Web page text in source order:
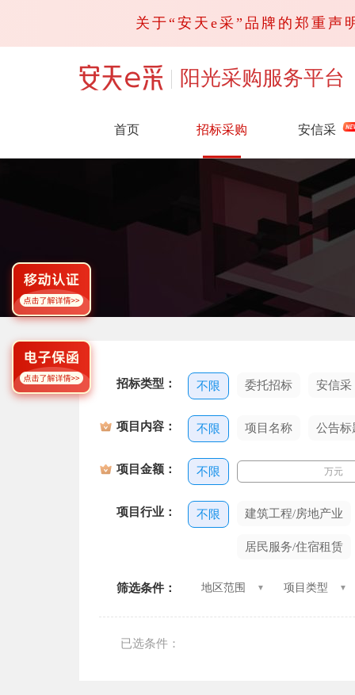
关于“安天e采”品牌的郑重
阳光采购服务平台
首页 招标采购 安信采
招标类型： 不限 委托招标 安信采
项目内容： 不限 项目名称 公告标
项目金额： 不限 万元
项目行业： 不限 建筑工程/房地产业
居民服务/住宿租赁
筛选条件： 地区范围 项目类型
已选条件：